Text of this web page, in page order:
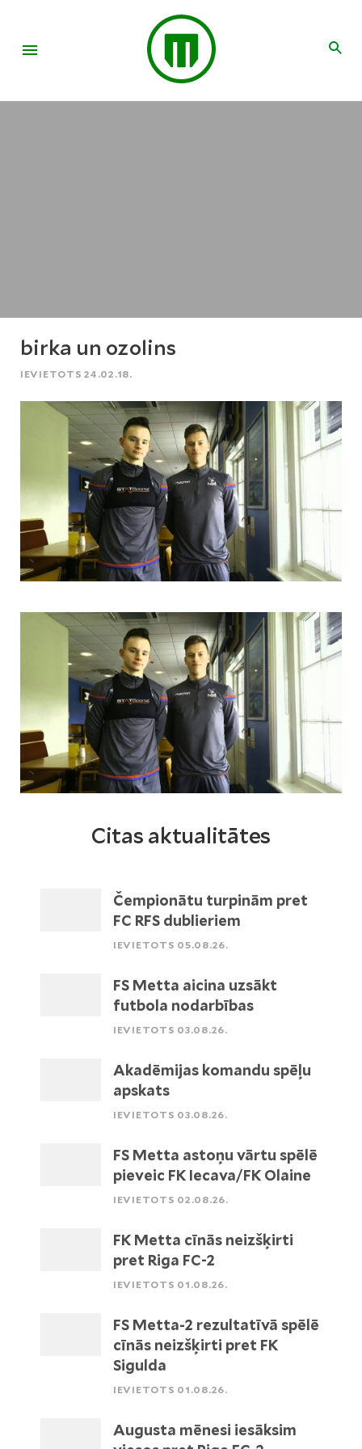
birka un ozolins
IEVIETOTS 24.02.18.
Citas aktualitātes
Čempionātu turpinām pret
FC RFS dublieriem
IEVIETOTS 05.08.26.
FS Metta aicina uzsākt
futbola nodarbības
IEVIETOTS 03.08.26.
Akadēmijas komandu spēļu
apskats
IEVIETOTS 03.08.26.
FS Metta astoņu vārtu spēlē
pieveic FK Iecava/FK Olaine
IEVIETOTS 02.08.26.
FK Metta cīnās neizšķirti
pret Riga FC-2
IEVIETOTS 01.08.26.
FS Metta-2 rezultatīvā spēlē
cīnās neizšķirti pret FK
Sigulda
IEVIETOTS 01.08.26.
Augusta mēnesi iesāksim